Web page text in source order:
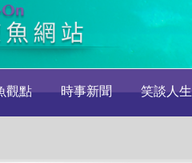
觀點 時事新聞 笑談人生